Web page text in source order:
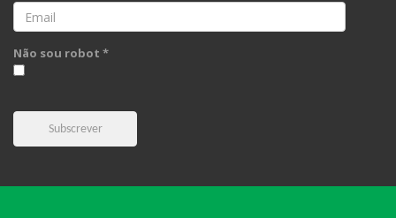
Email
Não sou robot *
Subscrever